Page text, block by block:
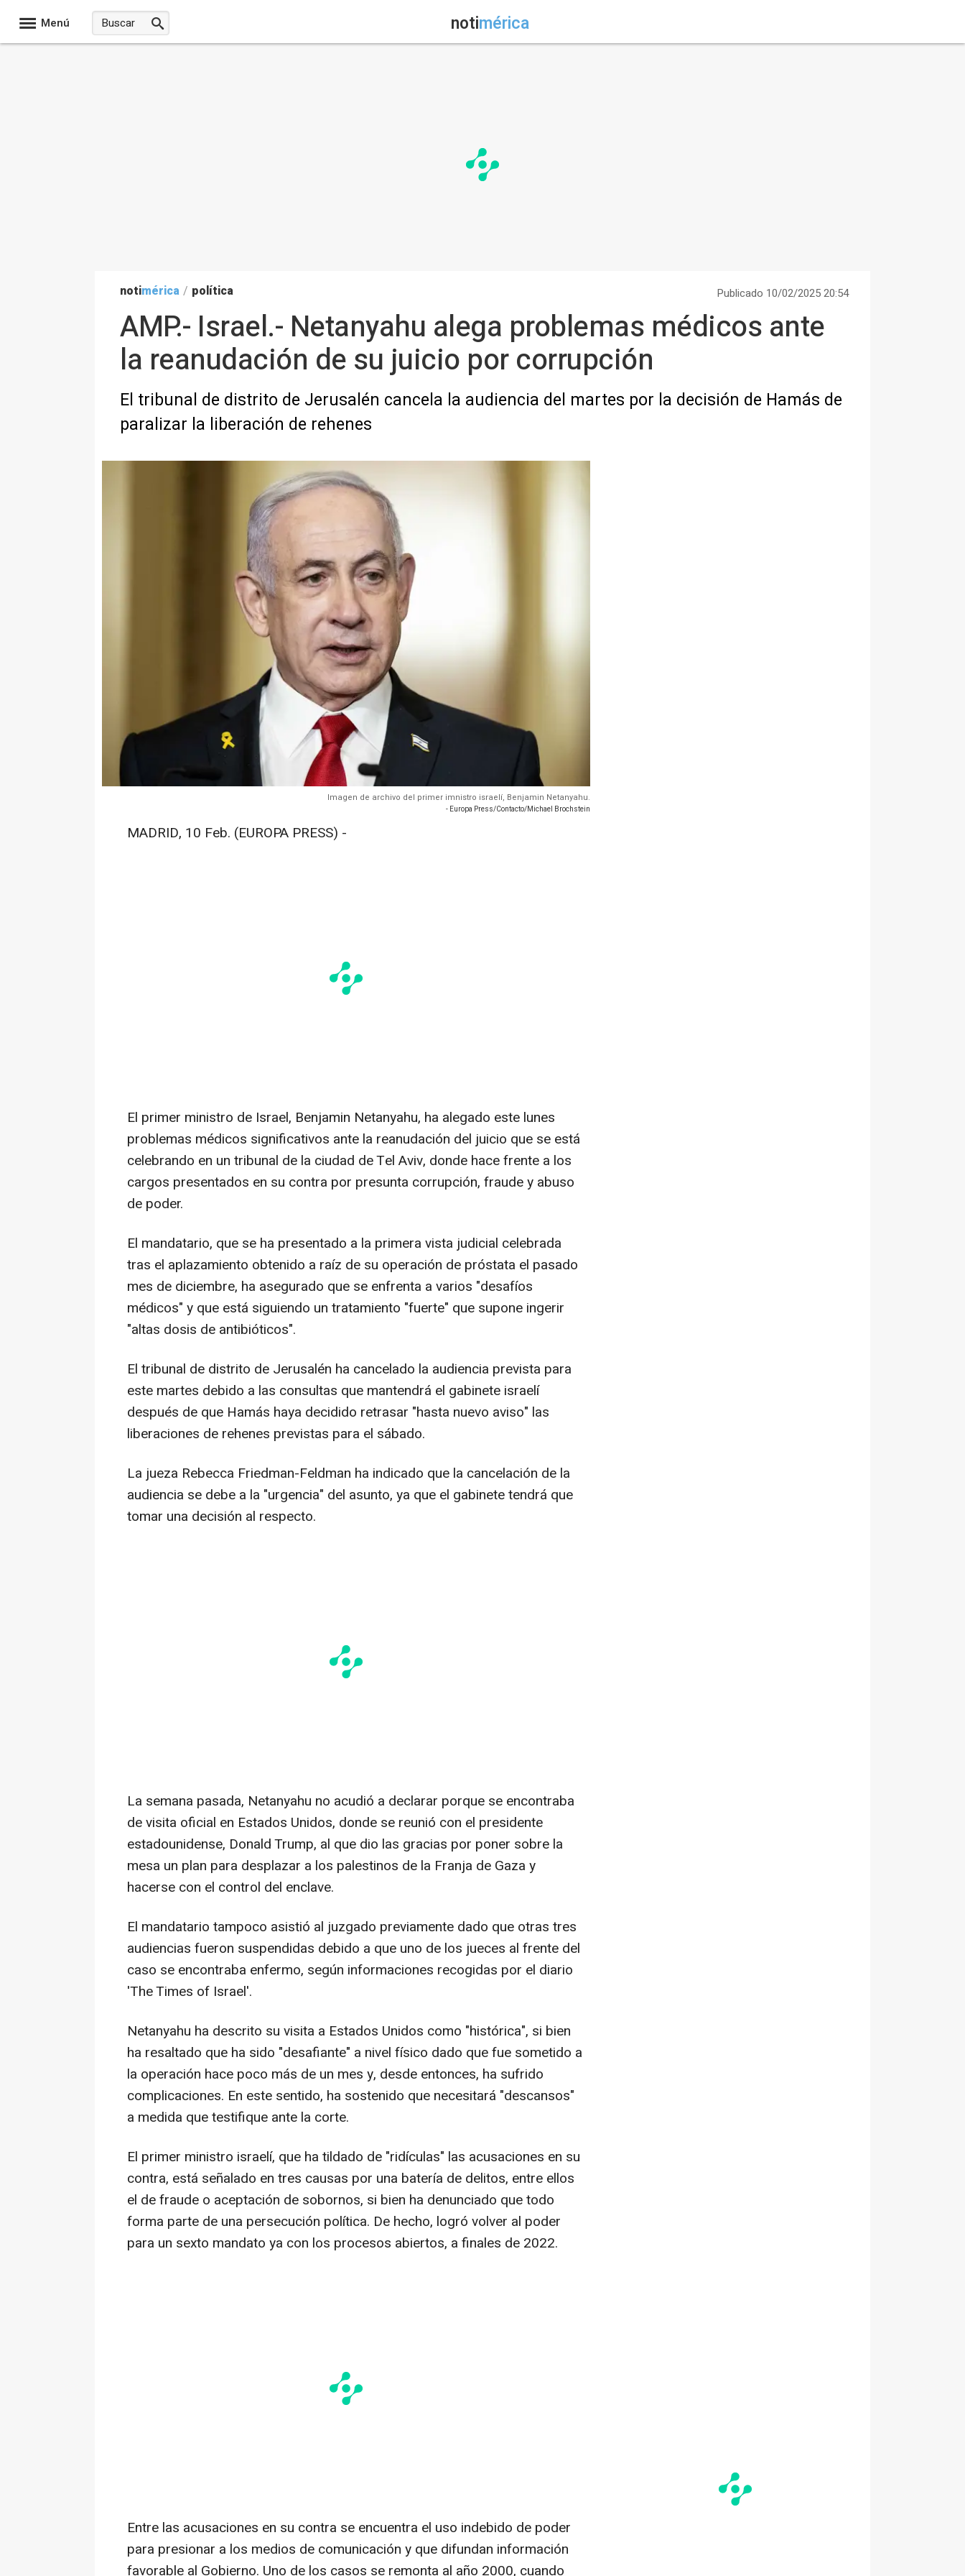
Menú notimérica
notimérica / política Publicado 10/02/2025 20:54
AMP.- Israel.- Netanyahu alega problemas médicos ante
la reanudación de su juicio por corrupción
El tribunal de distrito de Jerusalén cancela la audiencia del martes por la decisión de Hamás de
paralizar la liberación de rehenes
Imagen de archivo del primer imnistro israelí, Benjamin Netanyahu.
- Europa Press/Contacto/Michael Brochstein
MADRID, 10 Feb. (EUROPA PRESS) -
El primer ministro de Israel, Benjamin Netanyahu, ha alegado este lunes
problemas médicos significativos ante la reanudación del juicio que se está
celebrando en un tribunal de la ciudad de Tel Aviv, donde hace frente a los
cargos presentados en su contra por presunta corrupción, fraude y abuso
de poder.
El mandatario, que se ha presentado a la primera vista judicial celebrada
tras el aplazamiento obtenido a raíz de su operación de próstata el pasado
mes de diciembre, ha asegurado que se enfrenta a varios "desafíos
médicos" y que está siguiendo un tratamiento "fuerte" que supone ingerir
"altas dosis de antibióticos".
El tribunal de distrito de Jerusalén ha cancelado la audiencia prevista para
este martes debido a las consultas que mantendrá el gabinete israelí
después de que Hamás haya decidido retrasar "hasta nuevo aviso" las
liberaciones de rehenes previstas para el sábado.
La jueza Rebecca Friedman-Feldman ha indicado que la cancelación de la
audiencia se debe a la "urgencia" del asunto, ya que el gabinete tendrá que
tomar una decisión al respecto.
La semana pasada, Netanyahu no acudió a declarar porque se encontraba
de visita oficial en Estados Unidos, donde se reunió con el presidente
estadounidense, Donald Trump, al que dio las gracias por poner sobre la
mesa un plan para desplazar a los palestinos de la Franja de Gaza y
hacerse con el control del enclave.
El mandatario tampoco asistió al juzgado previamente dado que otras tres
audiencias fueron suspendidas debido a que uno de los jueces al frente del
caso se encontraba enfermo, según informaciones recogidas por el diario
'The Times of Israel'.
Netanyahu ha descrito su visita a Estados Unidos como "histórica", si bien
ha resaltado que ha sido "desafiante" a nivel físico dado que fue sometido a
la operación hace poco más de un mes y, desde entonces, ha sufrido
complicaciones. En este sentido, ha sostenido que necesitará "descansos"
a medida que testifique ante la corte.
El primer ministro israelí, que ha tildado de "ridículas" las acusaciones en su
contra, está señalado en tres causas por una batería de delitos, entre ellos
el de fraude o aceptación de sobornos, si bien ha denunciado que todo
forma parte de una persecución política. De hecho, logró volver al poder
para un sexto mandato ya con los procesos abiertos, a finales de 2022.
Entre las acusaciones en su contra se encuentra el uso indebido de poder
para presionar a los medios de comunicación y que difundan información
favorable al Gobierno. Uno de los casos se remonta al año 2000, cuando